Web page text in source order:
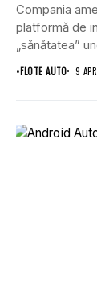
Compania
platformă de
„sănătatea”
•FLOTE AUTO 9